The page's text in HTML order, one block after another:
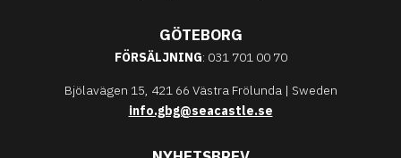
GÖTEBORG
FÖRSÄLJNING: 031 701 00 70
Bjölavägen 15, 421 66 Västra Frölunda | Sweden
info.gbg@seacastle.se